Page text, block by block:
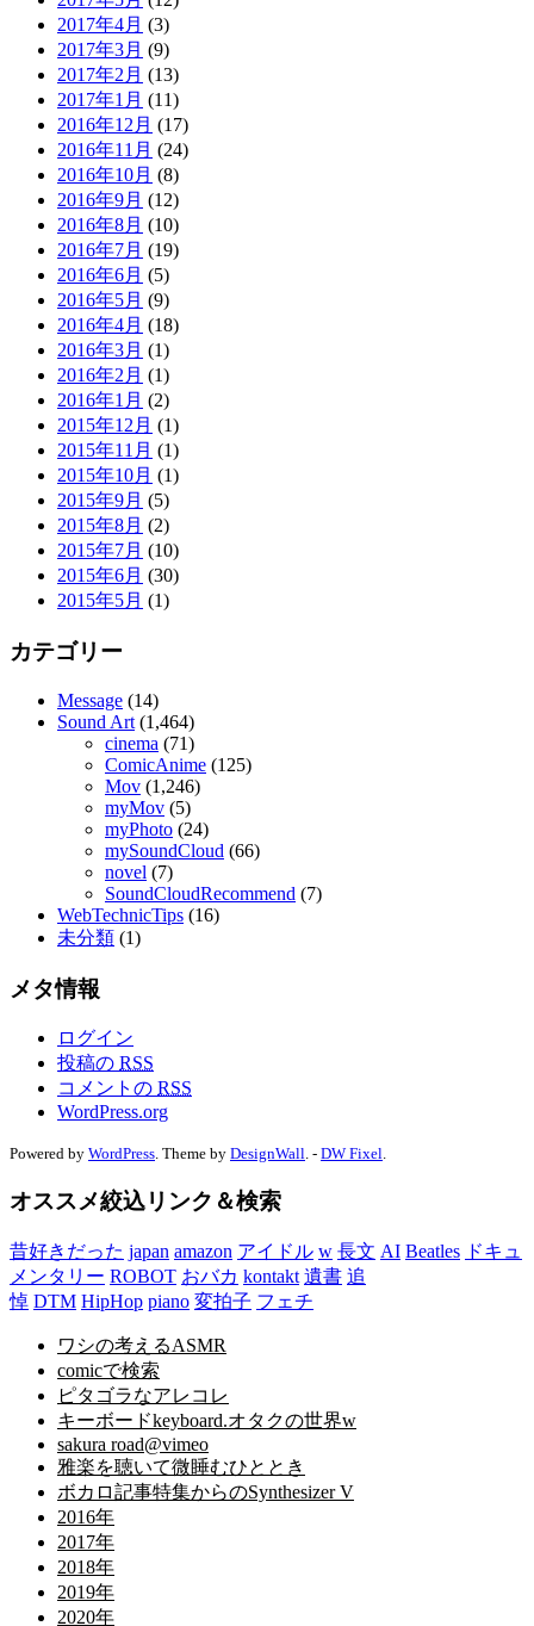
2017年4月 (3)
2017年3月 (9)
2017年2月 (13)
2017年1月 (11)
2016年12月 (17)
2016年11月 (24)
2016年10月 (8)
2016年9月 (12)
2016年8月 (10)
2016年7月 (19)
2016年6月 (5)
2016年5月 (9)
2016年4月 (18)
2016年3月 (1)
2016年2月 (1)
2016年1月 (2)
2015年12月 (1)
2015年11月 (1)
2015年10月 (1)
2015年9月 (5)
2015年8月 (2)
2015年7月 (10)
2015年6月 (30)
2015年5月 (1)
カテゴリー
Message (14)
Sound Art (1,464)
cinema (71)
ComicAnime (125)
Mov (1,246)
myMov (5)
myPhoto (24)
mySoundCloud (66)
novel (7)
SoundCloudRecommend (7)
WebTechnicTips (16)
未分類 (1)
メタ情報
ログイン
投稿の RSS
コメントの RSS
WordPress.org
Powered by WordPress. Theme by DesignWall. - DW Fixel.
オススメ絞込リンク＆検索
昔好きだった japan amazon アイドル w 長文 AI Beatles ドキュ
メンタリー ROBOT おバカ kontakt 遺書 追
悼 DTM HipHop piano 変拍子 フェチ
ワシの考えるASMR
comicで検索
ピタゴラなアレコレ
キーボードkeyboard.オタクの世界w
sakura road@vimeo
雅楽を聴いて微睡むひととき
ボカロ記事特集からのSynthesizer V
2016年
2017年
2018年
2019年
2020年